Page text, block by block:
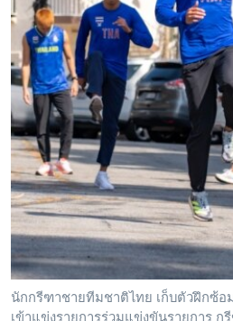
นักกรีฑาชายทีมชาติไทย เก็บตัวฝึกซ้อ
เข้าแข่งรายการร่วมแข่งขันรายการ ก